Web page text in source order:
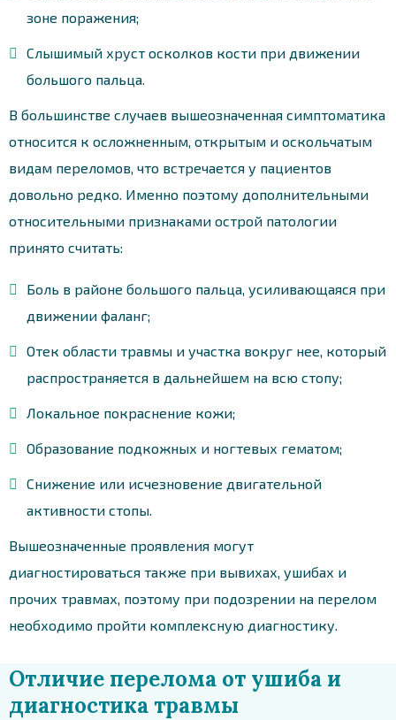
зоне поражения;
Слышимый хруст осколков кости при движении
большого пальца.
В большинстве случаев вышеозначенная симптоматика
относится к осложненным, открытым и оскольчатым
видам переломов, что встречается у пациентов
довольно редко. Именно поэтому дополнительными
относительными признаками острой патологии
принято считать:
Боль в районе большого пальца, усиливающаяся при
движении фаланг;
Отек области травмы и участка вокруг нее, который
распространяется в дальнейшем на всю стопу;
Локальное покраснение кожи;
Образование подкожных и ногтевых гематом;
Снижение или исчезновение двигательной
активности стопы.
Вышеозначенные проявления могут
диагностироваться также при вывихах, ушибах и
прочих травмах, поэтому при подозрении на перелом
необходимо пройти комплексную диагностику.
Отличие перелома от ушиба и
диагностика травмы